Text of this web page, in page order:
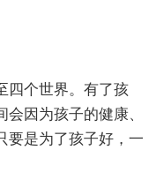
四个世界。有了孩
因为孩子的健康、
要是为了孩子好，一